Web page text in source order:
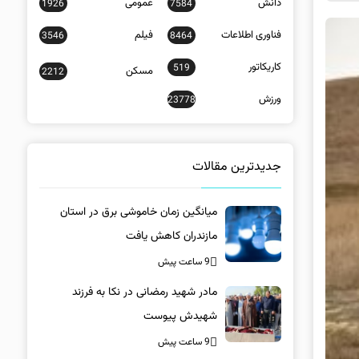
7584
1926
فناوری اطلاعات 8464 فیلم 3546
کاریکاتور 519 مسکن 2212
ورزش 23778
جدیدترین مقالات
میانگین زمان خاموشی برق در استان
مازندران کاهش یافت
9 ساعت پیش
مادر شهید رمضانی در نکا به فرزند
شهیدش پیوست
9 ساعت پیش